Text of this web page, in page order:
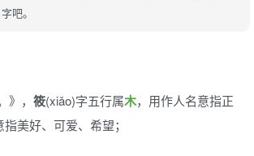
吧。
》 ， 筱(xiǎo)字五行属木，用作人名意指正
美好、可爱、希望；